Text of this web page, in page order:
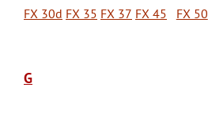
FX 30d FX 35 FX 37 FX 45 FX 50
G